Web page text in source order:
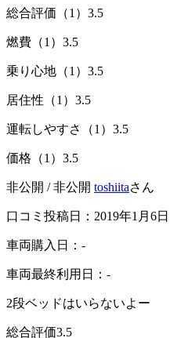
総合評価（1） 3.5
燃費（1） 3.5
乗り心地（1） 3.5
居住性（1） 3.5
運転しやすさ（1） 3.5
価格（1） 3.5
非公開 / 非公開 toshiitaさん
口コミ投稿日：2019年1月6日
車両購入日：-
車両最終利用日：-
2段ベッドはいらないよー
総合評価3.5